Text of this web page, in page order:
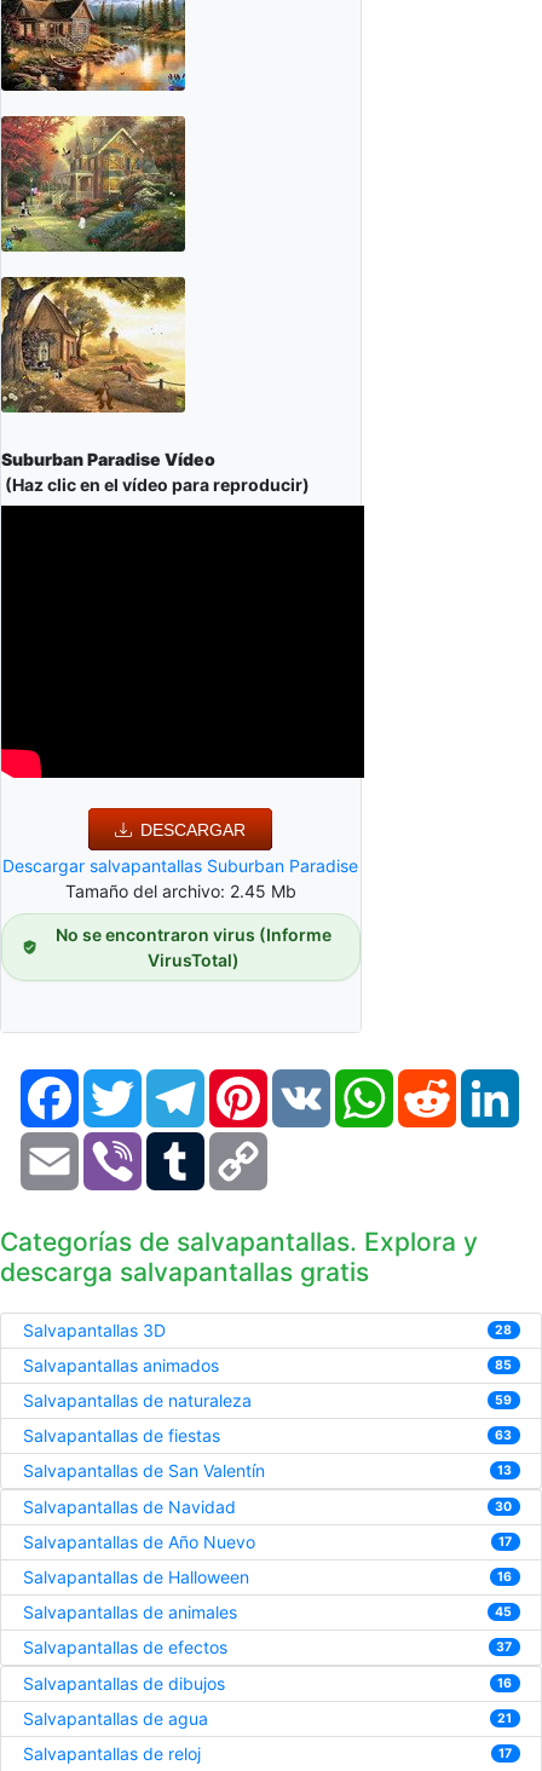
Suburban Paradise Vídeo
(Haz clic en el vídeo para reproducir)
DESCARGAR
Descargar salvapantallas Suburban Paradise
Tamaño del archivo: 2.45 Mb
No se encontraron virus (Informe
VirusTotal)
FacebookTwitter TelegramPinterestVK WhatsAppReddit
Email Viber Tumblr
Categorías de salvapantallas. Explora y
descarga salvapantallas gratis
Salvapantallas 3D 28
Salvapantallas animados 85
Salvapantallas de naturaleza 59
Salvapantallas de fiestas 63
Salvapantallas de San Valentín 13
Salvapantallas de Navidad 30
Salvapantallas de Año Nuevo 17
Salvapantallas de Halloween 16
Salvapantallas de animales 45
Salvapantallas de efectos 37
Salvapantallas de dibujos 16
Salvapantallas de agua 21
Salvapantallas de reloj 17